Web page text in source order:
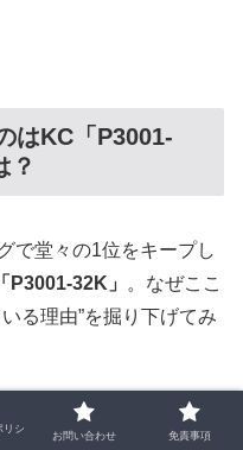
はKC「P3001-
？
で堂々の1位をキープし
P3001-32K」 。なぜここ
る理由”を掘り下げてみ
っぱり嬉しい！全22
リシ
お問い合わせ 免責事項